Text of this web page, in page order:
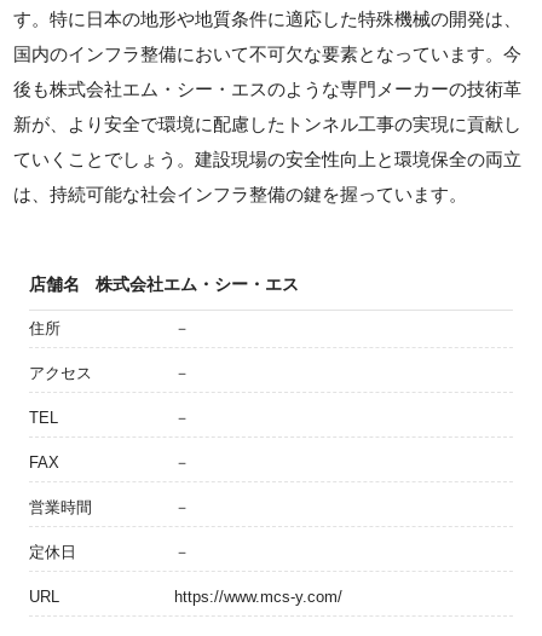
す。特に日本の地形や地質条件に適応した特殊機械の開発は、
国内のインフラ整備において不可欠な要素となっています。今
後も株式会社エム・シー・エスのような専門メーカーの技術革
新が、より安全で環境に配慮したトンネル工事の実現に貢献し
ていくことでしょう。建設現場の安全性向上と環境保全の両立
は、持続可能な社会インフラ整備の鍵を握っています。
店舗名 株式会社エム・シー・エス
住所 －
アクセス －
TEL －
FAX －
営業時間 －
定休日 －
URL https://www.mcs-y.com/